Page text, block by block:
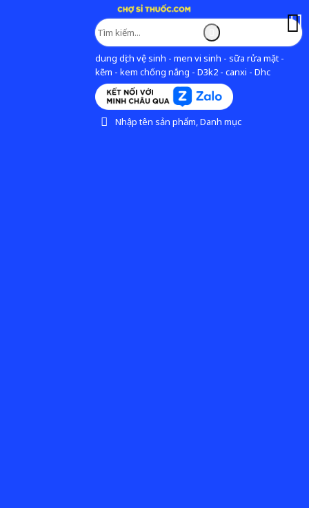
dung dịch vệ sinh - men vi sinh - sữa rửa mặt -
kẽm - kem chống nắng - D3k2 - canxi - Dhc
Nhập tên sản phẩm, Danh mục